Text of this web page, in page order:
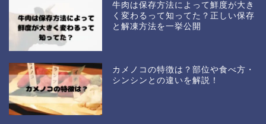
牛肉は保存方法によって鮮度が大き
く変わるって知ってた？正しい保存
と解凍方法を一挙公開
カメノコの特徴は？部位や食べ方・
シンシンとの違いを解説！